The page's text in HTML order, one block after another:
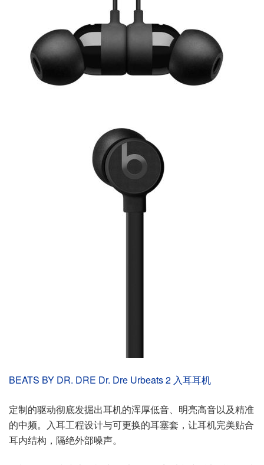
BEATS BY DR. DRE Dr. Dre Urbeats 2 入耳耳机
定制的驱动彻底发掘出耳机的浑厚低音、明亮高音以及精准
的中频。入耳工程设计与可更换的耳塞套，让耳机完美贴合
耳内结构，隔绝外部噪声。